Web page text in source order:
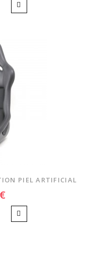
PIEL ARTIFICIAL